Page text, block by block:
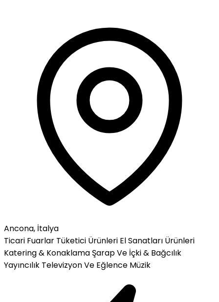
Ancona, İtalya
Ticari Fuarlar Tüketici Ürünleri El Sanatları Ürünleri
Katering & Konaklama Şarap Ve İçki & Bağcılık
Yayıncılık Televizyon Ve Eğlence Müzik